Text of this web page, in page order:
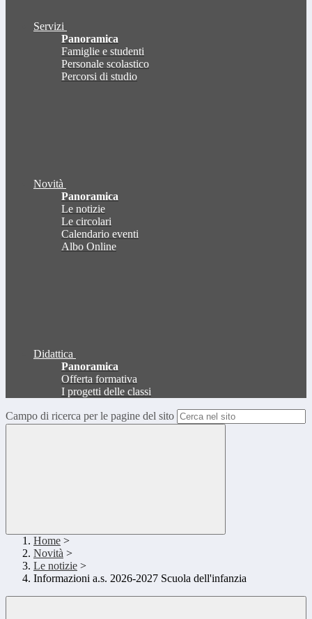
Servizi
Panoramica
Famiglie e studenti
Personale scolastico
Percorsi di studio
Novità
Panoramica
Le notizie
Le circolari
Calendario eventi
Albo Online
Didattica
Panoramica
Offerta formativa
I progetti delle classi
Campo di ricerca per le pagine del sito
Home >
Novità >
Le notizie >
Informazioni a.s. 2026-2027 Scuola dell'infanzia